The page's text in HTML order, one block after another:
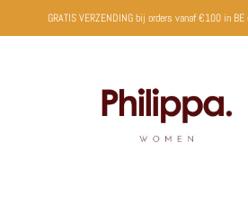
GRATIS VERZENDING bij orders vanaf €100 in BE